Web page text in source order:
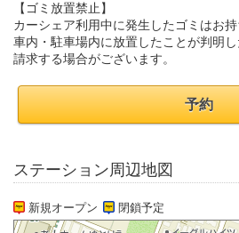
【ゴミ放置禁止】
カーシェア利用中に発生したゴミはお持
車内・駐車場内に放置したことが判明
請求する場合がございます。
予約
ステーション周辺地図
新規オープン 閉鎖予定